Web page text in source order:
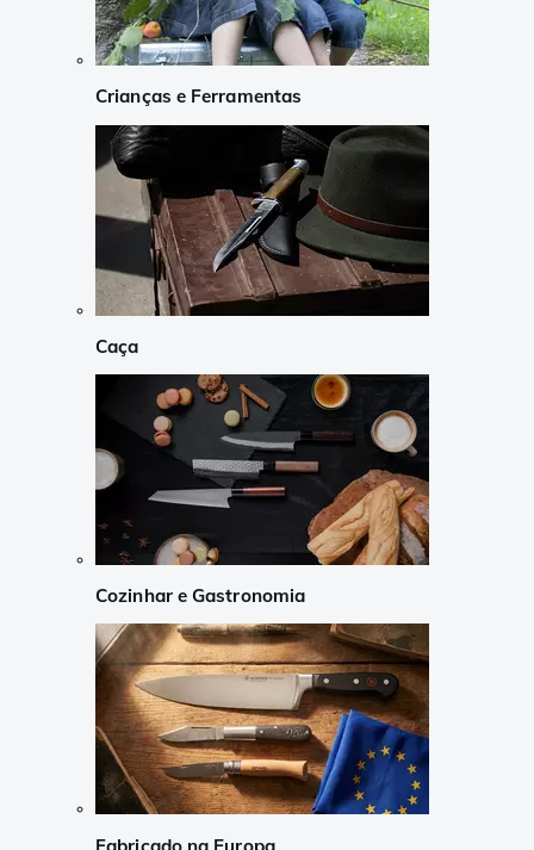
Crianças e Ferramentas
Caça
Cozinhar e Gastronomia
Fabricado na Europa